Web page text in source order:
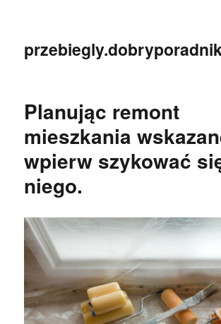
Planując remont
mieszkania
wpierw szykować
niego.